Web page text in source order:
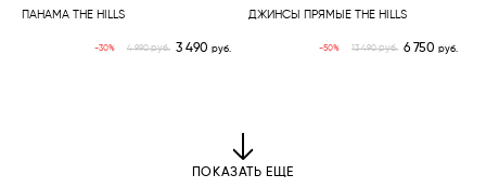
ПАНАМА THE HILLS
-30% 4 990руб. 3 490 руб.
ДЖИНСЫ ПРЯМЫЕ THE HILLS
-50% 13 490руб. 6 750руб.
ПОКАЗАТЬ ЕЩЕ